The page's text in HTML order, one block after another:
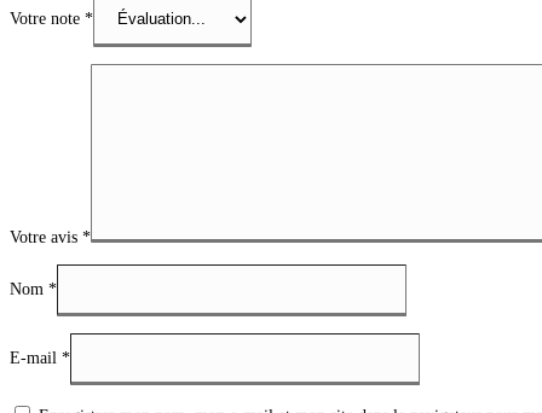
Votre note *
Votre avis *
Nom *
E-mail *